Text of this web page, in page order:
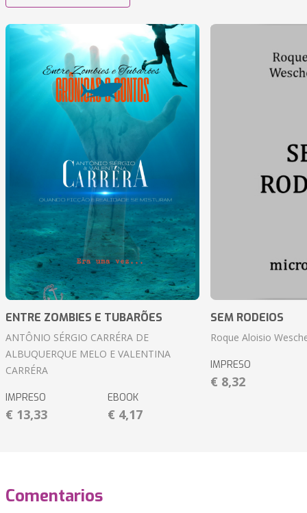
ENTRE ZOMBIES E TUBARÕES
ANTÔNIO SÉRGIO CARRÉRA DE
ALBUQUERQUE MELO E VALENTINA
CARRÉRA
IMPRESO
€ 13,33
EBOOK
€ 4,17
SEM RODEIOS
Roque Aloisio
IMPRESO
€ 8,32
Comentarios